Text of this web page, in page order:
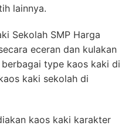
lainnya.
Sekolah SMP Harga
eceran dan kulakan
type kaos kaki di
kaki sekolah di
kaos kaki karakter